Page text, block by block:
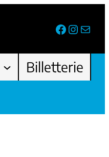
Facebook
Billetterie